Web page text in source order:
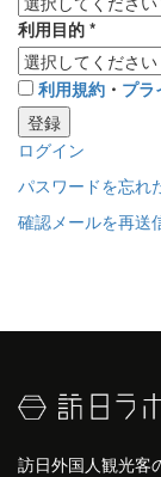
利用目的 *
利用規約 ・ プラ
登録
ログイン
パスワードを忘れ
確認メールを再送
訪日外国人観光客